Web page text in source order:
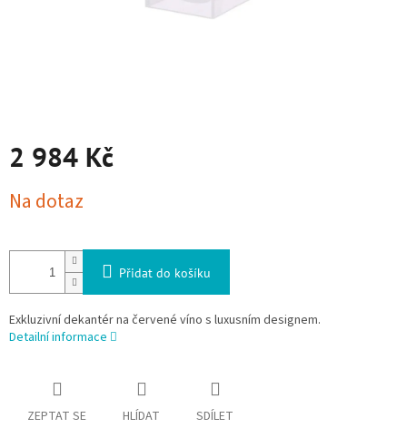
2 984 Kč
Na dotaz
Přidat do košíku
Exkluzivní dekantér na červené víno s luxusním designem.
Detailní informace
ZEPTAT SE HLÍDAT SDÍLET